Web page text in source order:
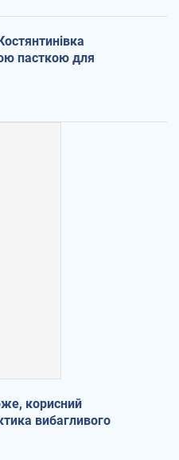
пасткою для
корисний
вибагливого